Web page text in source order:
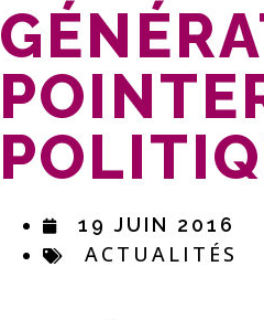
19 JUIN 2016
ACTUALITÉS